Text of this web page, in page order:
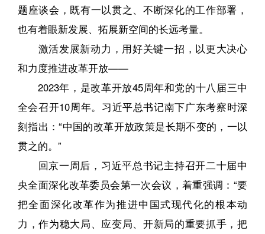
题座谈会，既有一以贯之、不断深化的工作部署，
也有着眼新发展、拓展新空间的长远考量。
激活发展新动力，用好关键一招，以更大决心
和力度推进改革开放——
2023年，是改革开放45周年和党的十八届三中
全会召开10周年。习近平总书记南下广东考察时深
刻指出：“中国的改革开放政策是长期不变的，一以
贯之的。”
回京一周后，习近平总书记主持召开二十届中
央全面深化改革委员会第一次会议，着重强调：“要
把全面深化改革作为推进中国式现代化的根本动
力，作为稳大局、应变局、开新局的重要抓手，把